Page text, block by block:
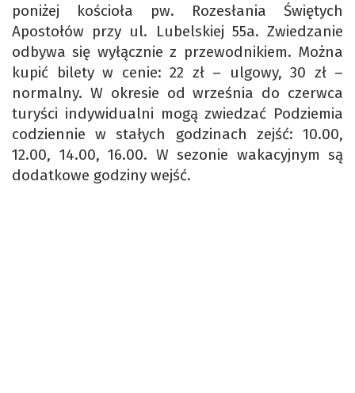
poniżej kościoła pw. Rozesłania Świętych
Apostołów przy ul. Lubelskiej 55a. Zwiedzanie
odbywa się wyłącznie z przewodnikiem. Można
kupić bilety w cenie: 22 zł – ulgowy, 30 zł –
normalny. W okresie od września do czerwca
turyści indywidualni mogą zwiedzać Podziemia
codziennie w stałych godzinach zejść: 10.00,
12.00, 14.00, 16.00. W sezonie wakacyjnym są
dodatkowe godziny wejść.